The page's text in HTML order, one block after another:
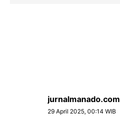
jurnalmanado.com
29 April 2025, 00:14 WIB